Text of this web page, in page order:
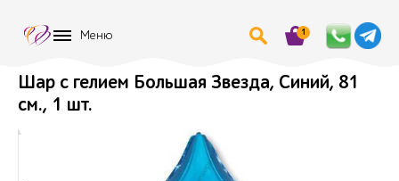
Меню 1
Шар с гелием Большая Звезда, Синий, 81
см., 1 шт.